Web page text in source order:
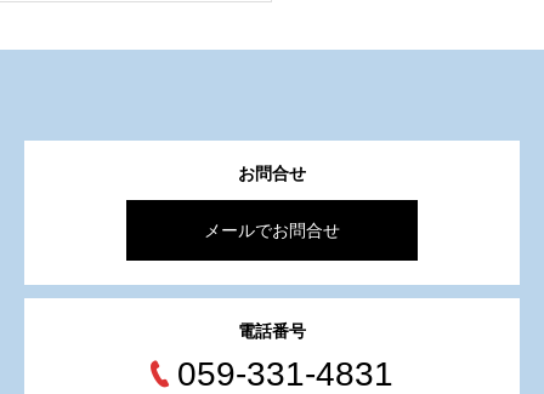
お問合せ
メールでお問合せ
電話番号
059-331-4831